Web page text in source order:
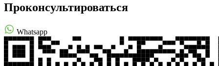
Проконсультироваться
Whatsapp